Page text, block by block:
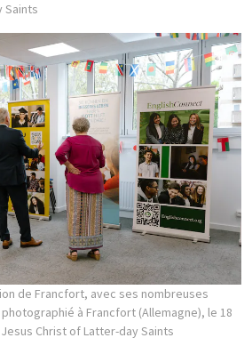
Saints
de Francfort, avec ses nombreuses
à Francfort (Allemagne), le 18
Jesus Christ of Latter-day Saints